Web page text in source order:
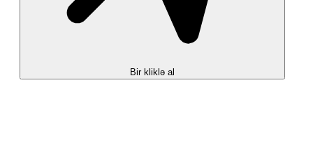
Bir kliklə al